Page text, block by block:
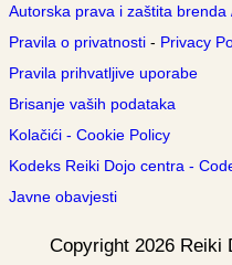
Autorska prava i zaštita
Pravila o privatnosti - Privacy
Pravila prihvatljive uporabe
Brisanje vaših podataka
Kolačići - Cookie Policy
Kodeks Reiki Dojo centra -
Javne obavjesti
Copyright 2026 Reiki